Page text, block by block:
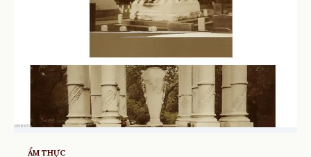
ẨM THỰC